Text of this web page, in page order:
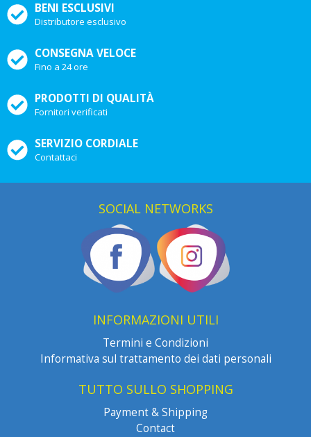
BENI ESCLUSIVI
Distributore esclusivo
CONSEGNA VELOCE
Fino a 24 ore
PRODOTTI DI QUALITÀ
Fornitori verificati
SERVIZIO CORDIALE
Contattaci
SOCIAL NETWORKS
INFORMAZIONI UTILI
Termini e Condizioni
Informativa sul trattamento dei dati personali
TUTTO SULLO SHOPPING
Payment & Shipping
Contact